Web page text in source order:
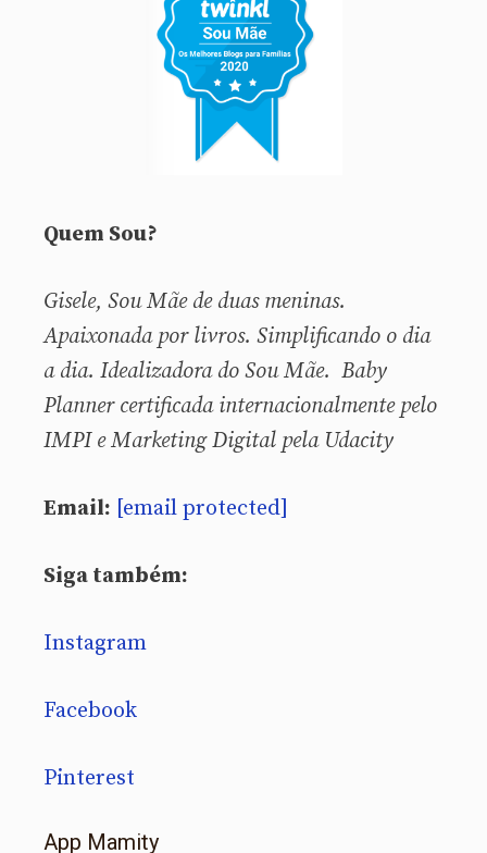
Quem Sou?
Gisele, Sou Mãe de duas meninas.
Apaixonada por livros. Simplificando o dia
a dia. Idealizadora do Sou Mãe. Baby
Planner certificada internacionalmente pelo
IMPI e Marketing Digital pela Udacity
Email: [email protected]
Siga também:
Instagram
Facebook
Pinterest
App Mamity